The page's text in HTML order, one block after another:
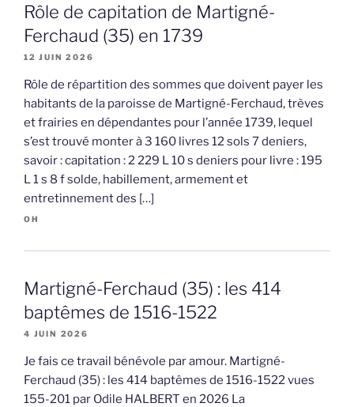
Rôle de capitation de Martigné-
Ferchaud (35) en 1739
12 JUIN 2026
Rôle de répartition des sommes que doivent payer les
habitants de la paroisse de Martigné-Ferchaud, trèves
et frairies en dépendantes pour l’année 1739, lequel
s’est trouvé monter à 3 160 livres 12 sols 7 deniers,
savoir : capitation : 2 229 L 10 s deniers pour livre : 195
L 1 s 8 f solde, habillement, armement et
entretinnement des […]
OH
Martigné-Ferchaud (35) : les 414
baptêmes de 1516-1522
4 JUIN 2026
Je fais ce travail bénévole par amour. Martigné-
Ferchaud (35) : les 414 baptêmes de 1516-1522 vues
155-201 par Odile HALBERT en 2026 La